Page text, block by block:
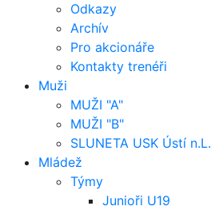
Odkazy
Archív
Pro akcionáře
Kontakty trenéři
Muži
MUŽI "A"
MUŽI "B"
SLUNETA USK Ústí n.L.
Mládež
Týmy
Junioři U19